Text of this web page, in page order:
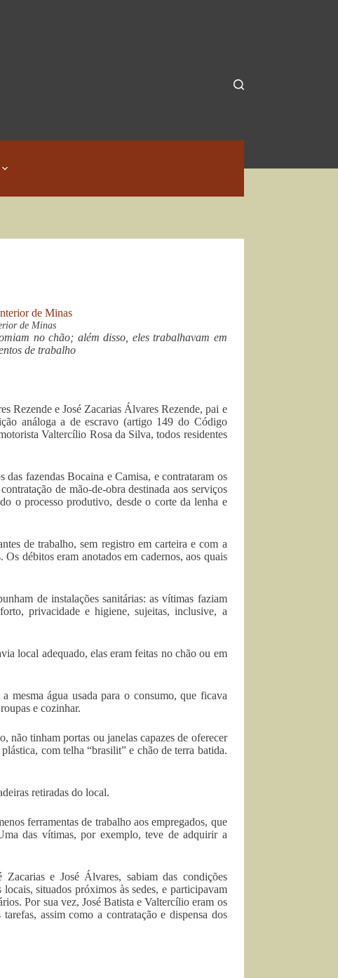
de Minas
no chão; além disso, eles trabalhavam em
de trabalho
Rezende e José Zacarias Álvares Rezende, pai e
análoga a de escravo (artigo 149 do Código
Valtercílio Rosa da Silva, todos residentes
fazendas Bocaina e Camisa, e contrataram os
de mão-de-obra destinada aos serviços
o processo produtivo, desde o corte da lenha e
de trabalho, sem registro em carteira e com a
débitos eram anotados em cadernos, aos quais
de instalações sanitárias: as vítimas faziam
privacidade e higiene, sujeitas, inclusive, a
local adequado, elas eram feitas no chão ou em
mesma água usada para o consumo, que ficava
e cozinhar.
não tinham portas ou janelas capazes de oferecer
com telha “brasilit” e chão de terra batida.
retiradas do local.
ferramentas de trabalho aos empregados, que
das vítimas, por exemplo, teve de adquirir a
e José Álvares, sabiam das condições
situados próximos às sedes, e participavam
Por sua vez, José Batista e Valtercílio eram os
assim como a contratação e dispensa dos